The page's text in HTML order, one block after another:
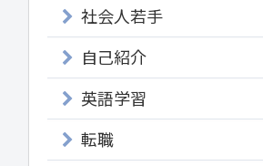
社会人若手
自己紹介
英語学習
転職